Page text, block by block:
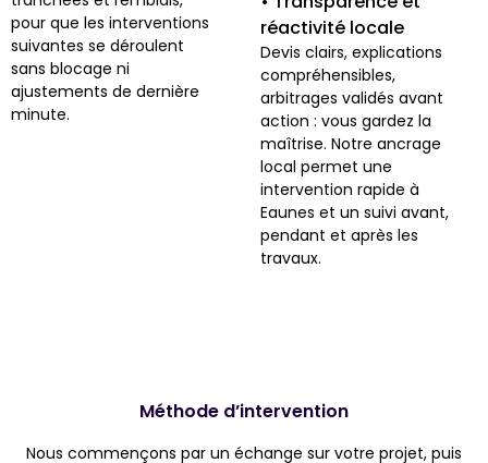
pour que les interventions
suivantes se déroulent
sans blocage ni
ajustements de dernière
minute.
réactivité locale
Devis clairs, explications
compréhensibles,
arbitrages validés avant
action : vous gardez la
maîtrise. Notre ancrage
local permet une
intervention rapide à
Eaunes et un suivi avant,
pendant et après les
travaux.
Méthode d’intervention
Nous commençons par un échange sur votre projet, puis